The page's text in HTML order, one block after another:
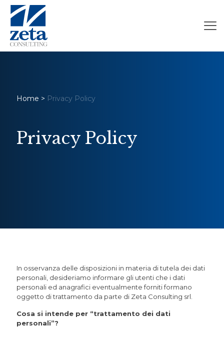
Home > Privacy Policy
Privacy Policy
In osservanza delle disposizioni in materia di tutela dei dati
personali, desideriamo informare gli utenti che i dati
personali ed anagrafici eventualmente forniti formano
oggetto di trattamento da parte di Zeta Consulting srl.
Cosa si intende per “trattamento dei dati
personali”?